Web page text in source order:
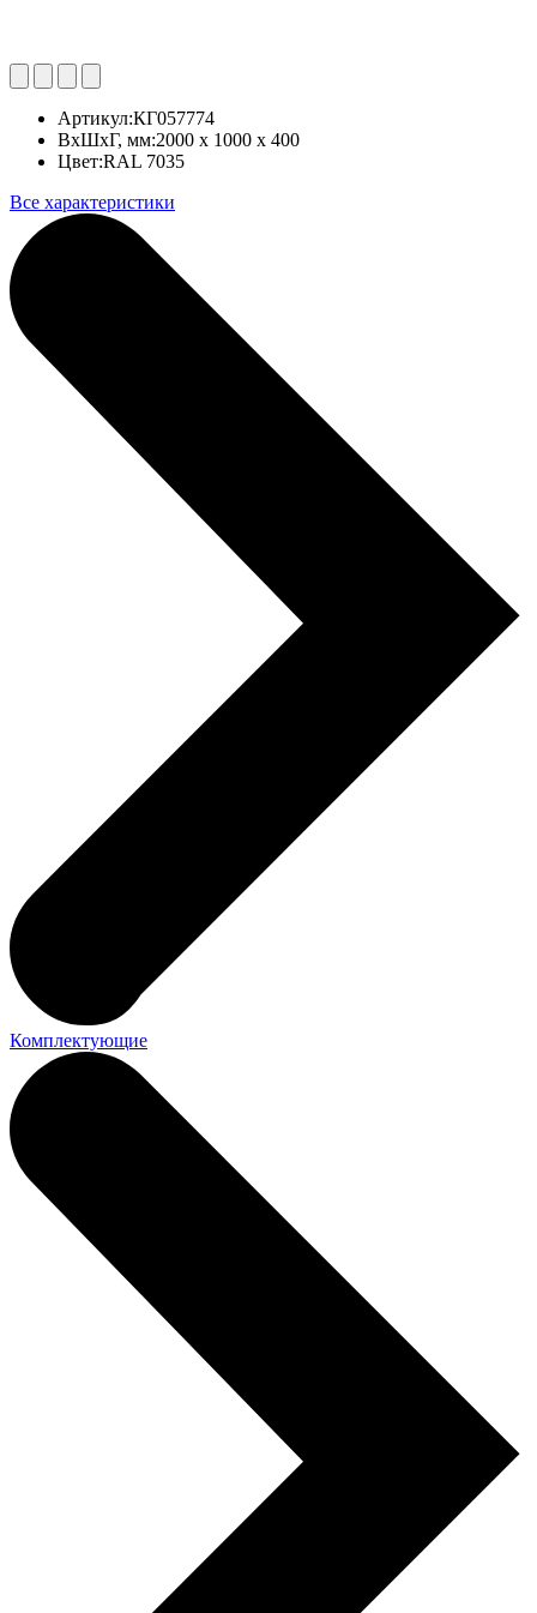
Артикул:КГ057774
ВхШхГ, мм:2000 x 1000 x 400
Цвет:RAL 7035
Все характеристики
Комплектующие